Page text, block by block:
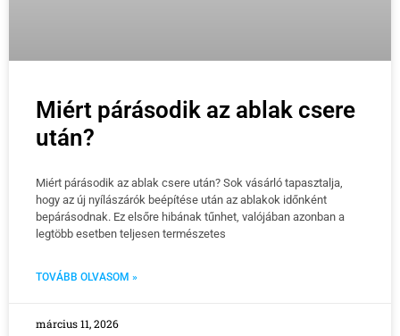
Miért párásodik az ablak csere
után?
Miért párásodik az ablak csere után? Sok vásárló tapasztalja,
hogy az új nyílászárók beépítése után az ablakok időnként
bepárásodnak. Ez elsőre hibának tűnhet, valójában azonban a
legtöbb esetben teljesen természetes
TOVÁBB OLVASOM »
március 11, 2026